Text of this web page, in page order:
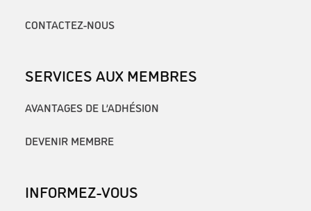
CONTACTEZ-NOUS
SERVICES AUX MEMBRES
AVANTAGES DE L’ADHÉSION
DEVENIR MEMBRE
INFORMEZ-VOUS